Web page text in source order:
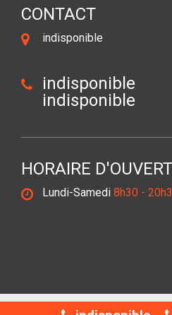
CONTACT
indisponible
indisponible
indisponible
HORAIRE
Lundi-Samedi 8h30 -
©2018 Tout droit réservé -